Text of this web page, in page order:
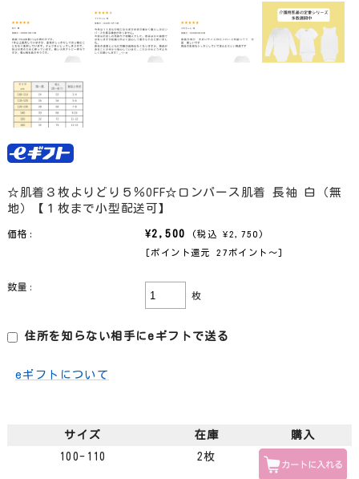
☆肌着３枚よりどり５％OFF☆ロンパース肌着 長袖 白（無
地）【１枚まで小型配送可】
価格: ¥2,500 (税込 ¥2,750)
[ポイント還元 27ポイント〜]
数量:
枚
住所を知らない相手にeギフトで送る
eギフトについて
サイズ 在庫
購入
100-110
2枚